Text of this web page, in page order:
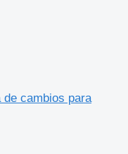
de cambios para